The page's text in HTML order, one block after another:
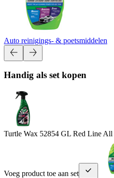
Auto reinigings- & poetsmiddelen
Handig als set kopen
Turtle Wax 52854 GL Red Line All
Voeg product toe aan set